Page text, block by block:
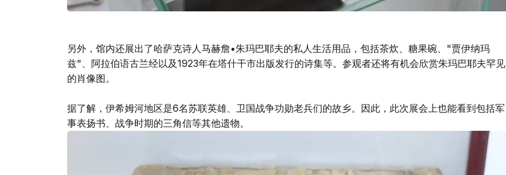
另外，馆内还展出了哈萨克诗人马赫詹•朱玛巴耶夫的私人生活用品，包括茶炊、糖果碗、"贾伊纳玛
兹"、阿拉伯语古兰经以及1923年在塔什干市出版发行的诗集等。参观者还将有机会欣赏朱玛巴耶夫罕见
的肖像图。
据了解，伊希姆河地区是6名苏联英雄、卫国战争功勋老兵们的故乡。因此，此次展会上也能看到包括军
事表扬书、战争时期的三角信等其他遗物。